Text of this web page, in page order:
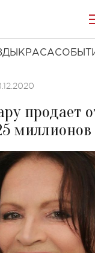
КРАСА
продает
миллионов